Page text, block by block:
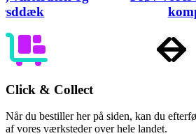
Item
of
Click & Collect
Når du bestiller her på siden, kan du
af vores værksteder over hele landet.